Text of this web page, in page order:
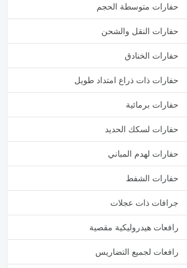
حفارات متوسطة الحجم
حفارات النقل والشحن
حفارات الخنادق
حفارات ذات ذراع امتداد طويل
حفارات برمائية
حفارات لسكك الحديد
حفارات لهدم المباني
حفارات الشفط
جرافات ذات عجلات
رافعات هيدروليكية مقصية
رافعات لجميع التضاريس